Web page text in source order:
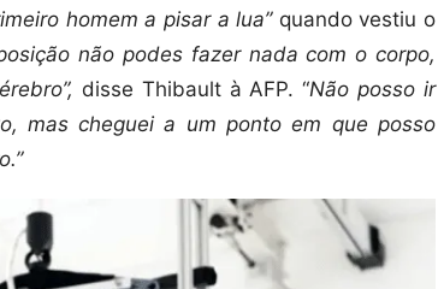
homem a pisar a lua”quando vestiu o
não podes fazer nada com o corpo,
disse Thibault à AFP. “Não posso ir
mas cheguei a um ponto em que posso